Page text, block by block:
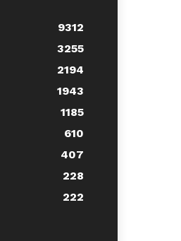
9312
3255
2194
1943
1185
610
407
228
222